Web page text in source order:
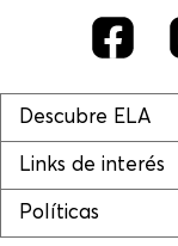
Descubre ELA
Links de interés
Políticas